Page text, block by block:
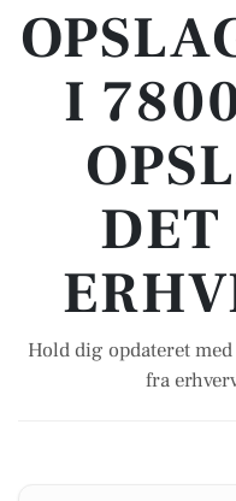
I
Hold dig opdateret
fra